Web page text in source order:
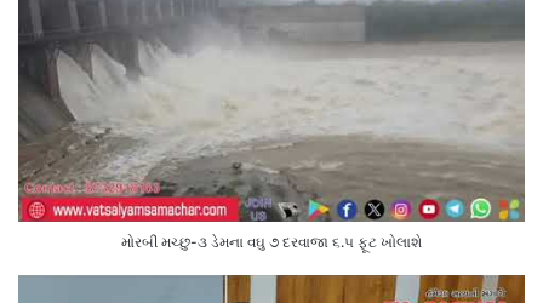
મોરબી મચ્છુ-૩ ડેમના વઘુ ૭ દરવાજા ૬.૫ ફૂટ ખોલાશે